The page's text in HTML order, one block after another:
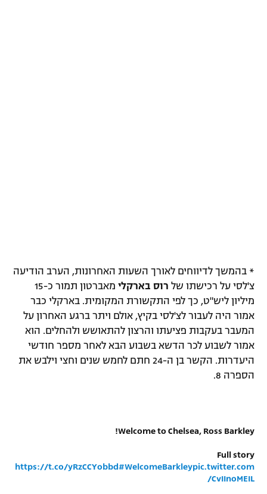
* בהמשך לדיווחים לאורך השעות האחרונות, הערב הודיעה
צ'לסי על רכישתו של רוס בארקלי
מאברטון תמור כ-15
מיליון ליש"ט, כך לפי התקשורת המקומית. בארקלי כבר
אמור היה לעבור לצ'לסי בקיץ, אולם ויתר ברגע האחרון על
המעבר בעקבות פציעתו והרצון להתאושש ולהחלים. הוא
אמור לשבוע לכר הדשא בשבוע הבא לאחר מספר חודשי
היעדרות. הקשר בן ה-24 חתם לחמש שנים וחצי וילבש את
הספרה 8.
Welcome to Chelsea, Ross Barkley!
Full story
https://t.co/yRzCCYobbd#WelcomeBarkleypic.twitter.com
/CvIInoMEIL